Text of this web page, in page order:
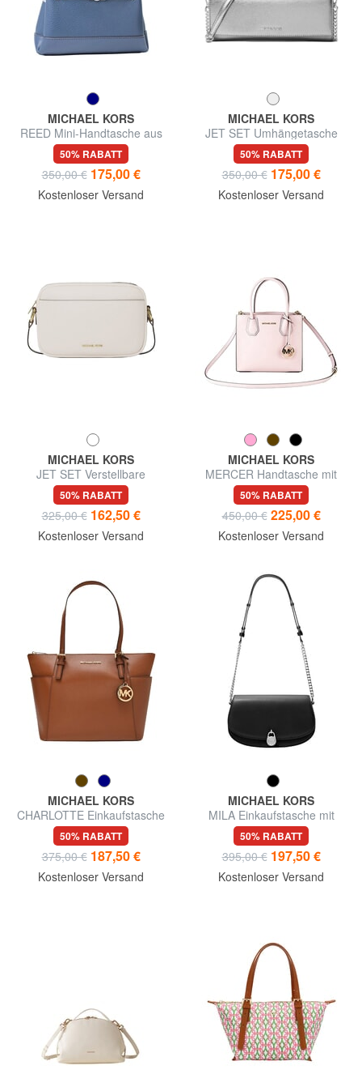
MICHAEL KORS
REED Mini-Handtasche aus
Leder
50% RABATT
350,00 € 175,00 €
Kostenloser Versand
MICHAEL KORS
JET SET Umhängetasche
50% RABATT
350,00 € 175,00 €
Kostenloser Versand
MICHAEL KORS
JET SET Verstellbare
Schultertasche aus Leder
50% RABATT
325,00 € 162,50 €
Kostenloser Versand
MICHAEL KORS
MERCER Handtasche mit
Schulterriemen aus Leder
50% RABATT
450,00 € 225,00 €
Kostenloser Versand
MICHAEL KORS
CHARLOTTE Einkaufstasche
aus Leder
50% RABATT
375,00 € 187,50 €
Kostenloser Versand
MICHAEL KORS
MILA Einkaufstasche mit
Schultergurt
50% RABATT
395,00 € 197,50 €
Kostenloser Versand